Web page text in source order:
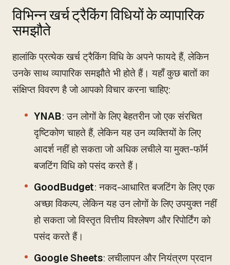
विभिन्न खर्च ट्रैकिंग विधियों के व्यापारिक
समझौते
हालांकि प्रत्येक खर्च ट्रैकिंग विधि के अपने फायदे हैं, लेकिन
उनके साथ व्यापारिक समझौते भी होते हैं। यहाँ कुछ बातों का
संक्षिप्त विवरण है जो आपको विचार करना चाहिए:
YNAB: उन लोगों के लिए बेहतरीन जो एक संरचित
दृष्टिकोण चाहते हैं, लेकिन यह उन व्यक्तियों के लिए
आदर्श नहीं हो सकता जो अधिक लचीले या मुक्त-फॉर्म
बजटिंग विधि को पसंद करते हैं।
GoodBudget: नकद-आधारित बजटिंग के लिए एक
अच्छा विकल्प, लेकिन यह उन लोगों के लिए उपयुक्त नहीं
हो सकता जो विस्तृत वित्तीय विश्लेषण और रिपोर्टिंग को
पसंद करते हैं।
Google Sheets: लचीलापन और नियंत्रण प्रदान